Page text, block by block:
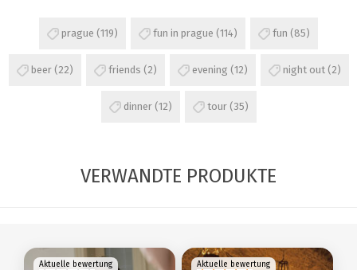
prague (119) fun in prague (114) fun (85)
beer (22) friends (2) evening (12) night out (2)
dinner (12) tour (35)
VERWANDTE PRODUKTE
Aktuelle bewertung Aktuelle bewertung